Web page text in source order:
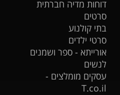
דוחות מדיה חברתית
סרטים
בתי קולנוע
סרטי ילדים
אורייתא - ספר ושמנים
לנשים
עסקים מומלצים -
T.co.il